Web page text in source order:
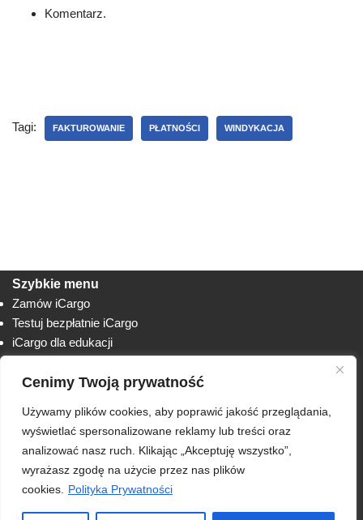
Cenimy Twoją prywatność
Używamy plików cookies, aby poprawić jakość przeglądania,
wyświetlać spersonalizowane reklamy lub treści oraz
analizować nasz ruch. Klikając „Akceptuję wszystko”,
wyrażasz zgodę na użycie przez nas plików
cookies.
Polityka Prywatności
Komentarz.
Tagi: FAKTUROWANIE PŁATNOŚCI WINDYKACJA
Szybkie menu
Zamów iCargo
Testuj bezpłatnie iCargo
iCargo dla edukacji
Lista zmian
Techniczne AnyDesk
Polityka prywatności
Regulamin usługi iCargo